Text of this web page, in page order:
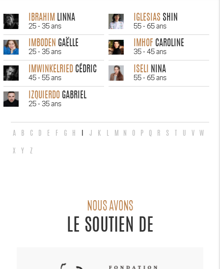
IBRAHIM LINNA
25 - 35 ans
IGLESIAS SHIN
55 - 65 ans
IMBODEN GAËLLE
25 - 35 ans
IMHOF CAROLINE
35 - 45 ans
IMWINKELRIEDCÉDRIC
45 - 55 ans
ISELI NINA
55 - 65 ans
IZQUIERDOGABRIEL
25 - 35 ans
A B C E F G H J K M N P R S V W
X Y Z
NOUS AVONS
LE SOUTIEN DE